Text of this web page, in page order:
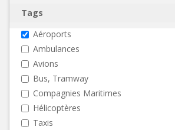
Tags
Aéroports
Ambulances
Avions
Bus, Tramway
Compagnies Maritimes
Hélicoptères
Taxis